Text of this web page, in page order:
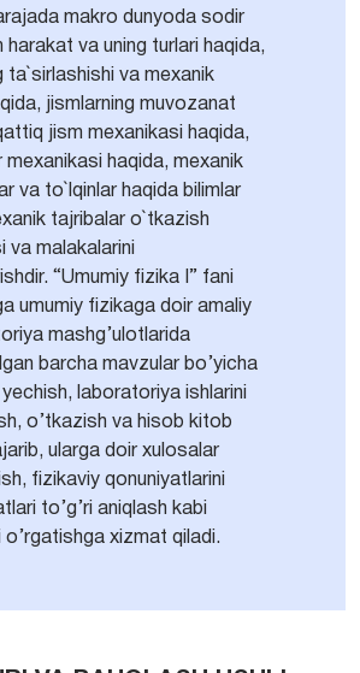
makro dunyoda sodir
harakat va uning turlari haqida,
ta`sirlashishi va mexanik
jismlarning muvozanat
jism mexanikasi haqida,
mexanikasi haqida, mexanik
va to`lqinlar haqida bilimlar
tajribalar o`tkazish
va malakalarini
“Umumiy fizika I” fani
umumiy fizikaga doir amaliy
mashg’ulotlarida
barcha mavzular bo’yicha
laboratoriya ishlarini
o’tkazish va hisob kitob
ularga doir xulosalar
fizikaviy qonuniyatlarini
to’g’ri aniqlash kabi
o’rgatishga xizmat qiladi.